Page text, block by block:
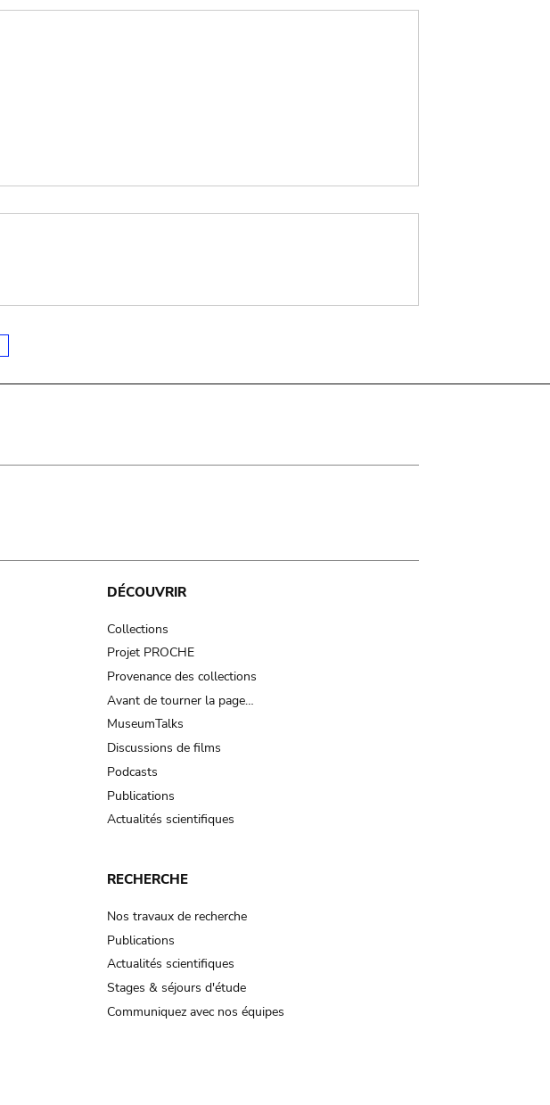
DÉCOUVRIR
Collections
Projet PROCHE
Provenance des collections
Avant de tourner la page…
MuseumTalks
Discussions de films
Podcasts
Publications
Actualités scientifiques
RECHERCHE
Nos travaux de recherche
Publications
Actualités scientifiques
Stages & séjours d'étude
Communiquez avec nos équipes